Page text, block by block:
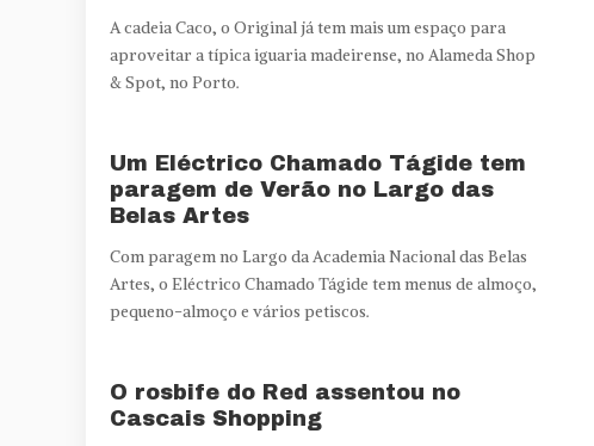
A cadeia Caco, o Original já tem mais um espaço para
aproveitar a típica iguaria madeirense, no Alameda Shop
& Spot, no Porto.
Um Eléctrico Chamado Tágide tem
paragem de Verão no Largo das
Belas Artes
Com paragem no Largo da Academia Nacional das Belas
Artes, o Eléctrico Chamado Tágide tem menus de almoço,
pequeno-almoço e vários petiscos.
O rosbife do Red assentou no
Cascais Shopping